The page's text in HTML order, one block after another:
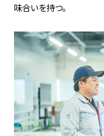
味合いを持つ。